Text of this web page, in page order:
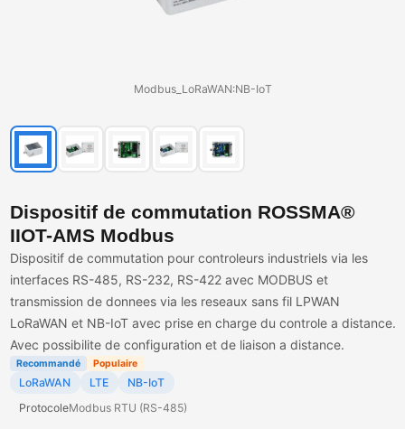
Modbus_LoRaWAN:NB-IoT
Dispositif de commutation ROSSMA®
IIOT-AMS Modbus
Dispositif de commutation pour controleurs industriels via les
interfaces RS-485, RS-232, RS-422 avec MODBUS et
transmission de donnees via les reseaux sans fil LPWAN
LoRaWAN et NB-IoT avec prise en charge du controle a distance.
Avec possibilite de configuration et de liaison a distance.
Recommandé Populaire
LoRaWAN LTE
NB-IoT
ProtocoleModbus RTU (RS-485)